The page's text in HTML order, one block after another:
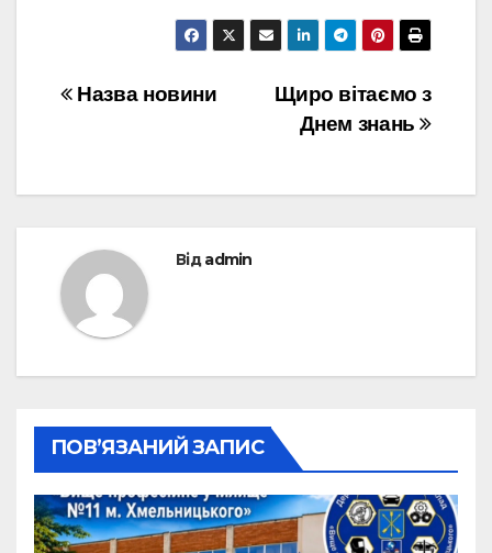
Навігація
Щиро вітаємо з
Днем знань
Назва новини
Відadmin
ПОВ’ЯЗАНИЙ ЗАПИС